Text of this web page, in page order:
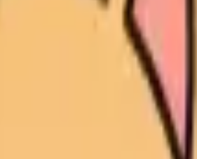
、如何选择关系、如何建立亲密感上